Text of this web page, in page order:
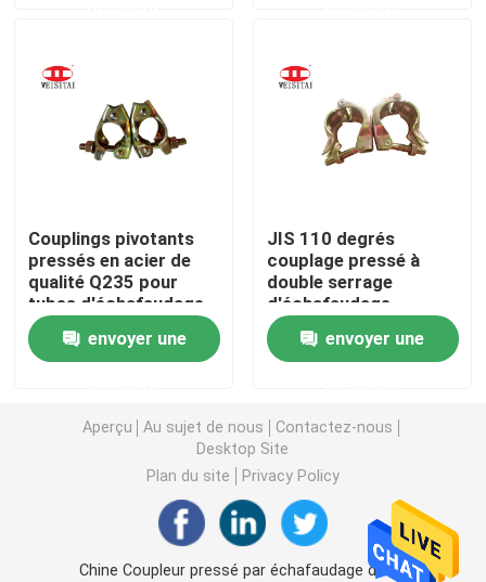
Pièces d'échafaudage de cadre
Ring Lock Scaffolding Parts
Échafaudage Jack Base
Tête de l'échafaudage U
Pièces en acier d'appui vertical d'échafaudage
Lien Rod System de coffrage
Lien Rod Nut
Couplings pivotants
pressés en acier de
qualité Q235 pour
tubes d'échafaudage
envoyer une
JIS 110 degrés
couplage pressé à
double serrage
d'échafaudage
envoyer une
Aperçu Au sujet de nous
Contactez-nous
Desktop Site
Plan du site
Privacy Policy
Chine Coupleur pressé par échafaudage d'OIN